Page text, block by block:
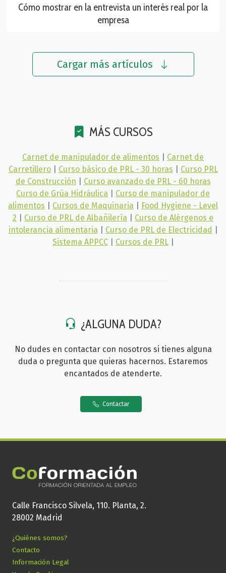
Cómo mostrar en la entrevista un interés real por la
empresa
Cargar más artículos
MÁS CURSOS
Carnet de manipulador de alimentos
Carnet de
Carretillero
Curso básico de PRL - 30 horas
Curso PRL
de Construcción
Curso avanzado de PRL - 60 horas
Curso de Grúa Hidráulica
Curso de manipulador de
alimentos
Cursos de Maquinaria
Food Hygiene - Level
2
Curso de PRL de Albañilería
Curso de Alérgenos e
intolerancia alimentaria
Curso de PRL de Electricidad
Sistema APPCC
Cursos de PRL
¿ALGUNA DUDA?
No dudes en contactar con nosotros si tienes alguna
duda o pregunta que quieras hacernos. Estaremos
encantados de atenderte.
Contactar
Calle Francisco Silvela, 110. Planta, 2.
28002 Madrid
¿Quiénes somos?
Contacto
Información Legal